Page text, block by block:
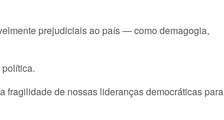
prejudiciais ao país — como demagogia,
fragilidade de nossas lideranças democráticas para